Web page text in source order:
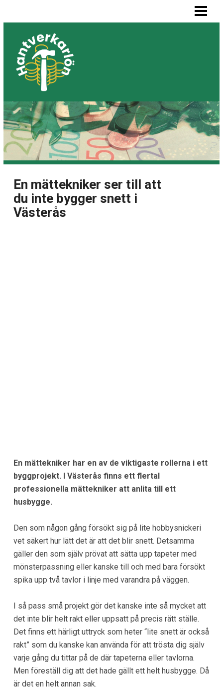
MÅLARE LÖN
SNICKARE LÖN
VVS-MONTÖR LÖN
ELEKTRIKER LÖN
BLOGG
LISTA BYGGFIRMOR
En mättekniker ser till att
du inte bygger snett i
Västerås
En mättekniker har en av de viktigaste rollerna i ett
byggprojekt. I Västerås finns ett flertal
professionella mättekniker att anlita till ett
husbygge.
Den som någon gång försökt sig på lite hobbysnickeri
vet säkert hur lätt det är att det blir snett. Detsamma
gäller den som själv prövat att sätta upp tapeter med
mönsterpassning eller kanske till och med bara försökt
spika upp två tavlor i linje med varandra på väggen.
I så pass små projekt gör det kanske inte så mycket att
det inte blir helt rakt eller uppsatt på precis rätt ställe.
Det finns ett härligt uttryck som heter “lite snett är också
rakt” som du kanske kan använda för att trösta dig själv
varje gång du tittar på de där tapeterna eller tavlorna.
Men föreställ dig att det hade gällt ett helt husbygge. Då
är det en helt annan sak.